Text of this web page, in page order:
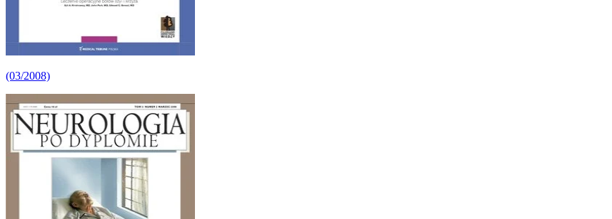
(03/2008)